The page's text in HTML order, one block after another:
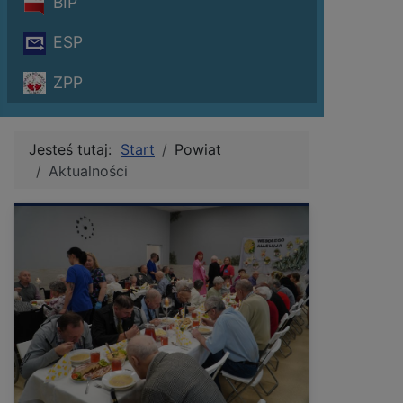
ESP
ZPP
Jesteś tutaj: Start
Powiat
Aktualności